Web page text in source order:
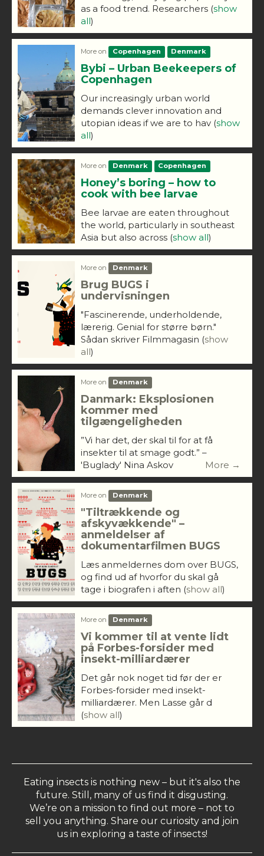
as a food trend. Researchers (show
all)
More on Copenhagen Denmark
Bybi – Urban Beekeepers of
Copenhagen
Our increasingly urban world
demands clever innovation and
utopian ideas if we are to hav (show
all)
More on Denmark Copenhagen
Honey’s boring – how to
cook with bee larvae
Bee larvae are eaten throughout
the world, particularly in southeast
Asia but also across (show all)
More on Denmark
Brug BUGS i
undervisningen
"Fascinerende, underholdende,
lærerig. Genial for større børn."
Sådan skriver Filmmagasin (show
all)
More on Denmark
Danmark: Eksplosionen
kommer med
tilgængeligheden
”Vi har det, der skal til for at få
insekter til at smage godt.” –
'Buglady' Nina Askov
More →
More on Denmark
"Tiltrækkende og
afskyvækkende" –
anmeldelser af
dokumentarfilmen BUGS
Læs anmeldernes dom over BUGS,
og find ud af hvorfor du skal gå
tage i biografen i aften (show all)
More on Denmark
Vi kommer til at vente lidt
på Forbes-forsider med
insekt-milliardærer
Det går nok noget tid før der er
Forbes-forsider med insekt-
milliardærer. Men Lasse går d
(show all)
Eating insects is nothing new – but it's also the
future. Still, many of us find it disgusting.
We’re on a mission to find out more – not to
sell you anything. Share our curiosity and join
us in exploring a taste of insects!